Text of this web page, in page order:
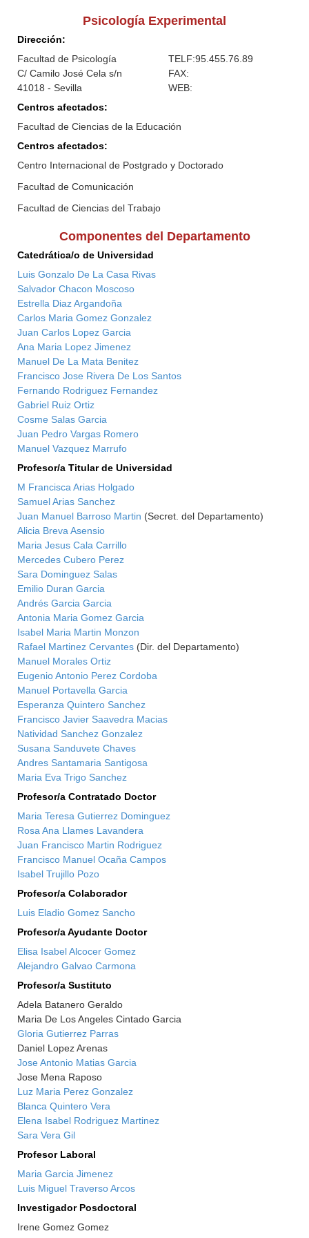
Psicología Experimental
Dirección:
Facultad de Psicología
C/ Camilo José Cela s/n
41018 - Sevilla
TELF:95.455.76.89
FAX:
WEB:
Centros afectados:
Facultad de Ciencias de la Educación
Centros afectados:
Centro Internacional de Postgrado y Doctorado
Facultad de Comunicación
Facultad de Ciencias del Trabajo
Componentes del Departamento
Catedrática/o de Universidad
Luis Gonzalo De La Casa Rivas
Salvador Chacon Moscoso
Estrella Diaz Argandoña
Carlos Maria Gomez Gonzalez
Juan Carlos Lopez Garcia
Ana Maria Lopez Jimenez
Manuel De La Mata Benitez
Francisco Jose Rivera De Los Santos
Fernando Rodriguez Fernandez
Gabriel Ruiz Ortiz
Cosme Salas Garcia
Juan Pedro Vargas Romero
Manuel Vazquez Marrufo
Profesor/a Titular de Universidad
M Francisca Arias Holgado
Samuel Arias Sanchez
Juan Manuel Barroso Martin (Secret. del Departamento)
Alicia Breva Asensio
Maria Jesus Cala Carrillo
Mercedes Cubero Perez
Sara Dominguez Salas
Emilio Duran Garcia
Andrés Garcia Garcia
Antonia Maria Gomez Garcia
Isabel Maria Martin Monzon
Rafael Martinez Cervantes (Dir. del Departamento)
Manuel Morales Ortiz
Eugenio Antonio Perez Cordoba
Manuel Portavella Garcia
Esperanza Quintero Sanchez
Francisco Javier Saavedra Macias
Natividad Sanchez Gonzalez
Susana Sanduvete Chaves
Andres Santamaria Santigosa
Maria Eva Trigo Sanchez
Profesor/a Contratado Doctor
Maria Teresa Gutierrez Dominguez
Rosa Ana Llames Lavandera
Juan Francisco Martin Rodriguez
Francisco Manuel Ocaña Campos
Isabel Trujillo Pozo
Profesor/a Colaborador
Luis Eladio Gomez Sancho
Profesor/a Ayudante Doctor
Elisa Isabel Alcocer Gomez
Alejandro Galvao Carmona
Profesor/a Sustituto
Adela Batanero Geraldo
Maria De Los Angeles Cintado Garcia
Gloria Gutierrez Parras
Daniel Lopez Arenas
Jose Antonio Matias Garcia
Jose Mena Raposo
Luz Maria Perez Gonzalez
Blanca Quintero Vera
Elena Isabel Rodriguez Martinez
Sara Vera Gil
Profesor Laboral
Maria Garcia Jimenez
Luis Miguel Traverso Arcos
Investigador Posdoctoral
Irene Gomez Gomez